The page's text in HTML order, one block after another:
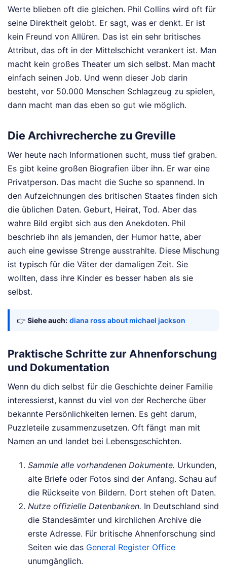
Werte blieben oft die gleichen. Phil Collins wird oft für
seine Direktheit gelobt. Er sagt, was er denkt. Er ist
kein Freund von Allüren. Das ist ein sehr britisches
Attribut, das oft in der Mittelschicht verankert ist. Man
macht kein großes Theater um sich selbst. Man macht
einfach seinen Job. Und wenn dieser Job darin
besteht, vor 50.000 Menschen Schlagzeug zu spielen,
dann macht man das eben so gut wie möglich.
Die Archivrecherche zu Greville
Wer heute nach Informationen sucht, muss tief graben.
Es gibt keine großen Biografien über ihn. Er war eine
Privatperson. Das macht die Suche so spannend. In
den Aufzeichnungen des britischen Staates finden sich
die üblichen Daten. Geburt, Heirat, Tod. Aber das
wahre Bild ergibt sich aus den Anekdoten. Phil
beschrieb ihn als jemanden, der Humor hatte, aber
auch eine gewisse Strenge ausstrahlte. Diese Mischung
ist typisch für die Väter der damaligen Zeit. Sie
wollten, dass ihre Kinder es besser haben als sie
selbst.
👉 Siehe auch: diana ross about michael jackson
Praktische Schritte zur Ahnenforschung
und Dokumentation
Wenn du dich selbst für die Geschichte deiner Familie
interessierst, kannst du viel von der Recherche über
bekannte Persönlichkeiten lernen. Es geht darum,
Puzzleteile zusammenzusetzen. Oft fängt man mit
Namen an und landet bei Lebensgeschichten.
Sammle alle vorhandenen Dokumente. Urkunden,
alte Briefe oder Fotos sind der Anfang. Schau auf
die Rückseite von Bildern. Dort stehen oft Daten.
Nutze offizielle Datenbanken. In Deutschland sind
die Standesämter und kirchlichen Archive die
erste Adresse. Für britische Ahnenforschung sind
Seiten wie das General Register Office
unumgänglich.